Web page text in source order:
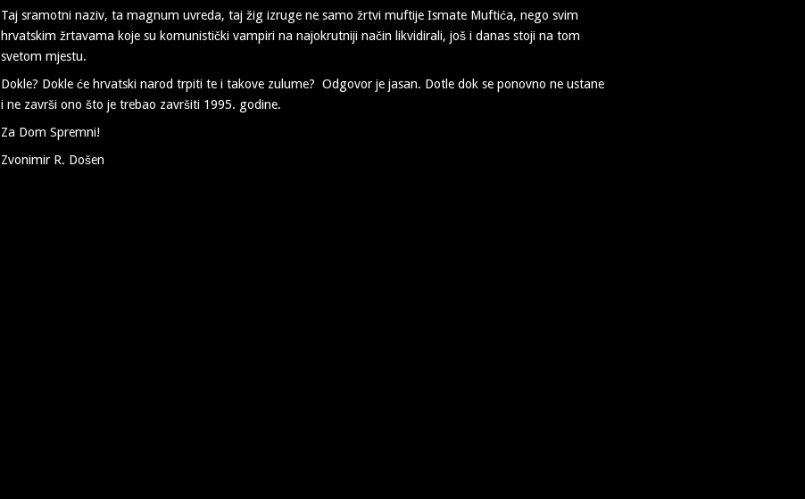
Taj sramotni naziv, ta magnum uvreda, taj žig izruge ne samo žrtvi muftije Ismate Muftića, nego svim
hrvatskim žrtavama koje su komunistički vampiri na najokrutniji način likvidirali, još i danas stoji na tom
svetom mjestu.
Dokle? Dokle će hrvatski narod trpiti te i takove zulume? Odgovor je jasan. Dotle dok se ponovno ne ustane
i ne završi ono što je trebao završiti 1995. godine.
Za Dom Spremni!
Zvonimir R. Došen